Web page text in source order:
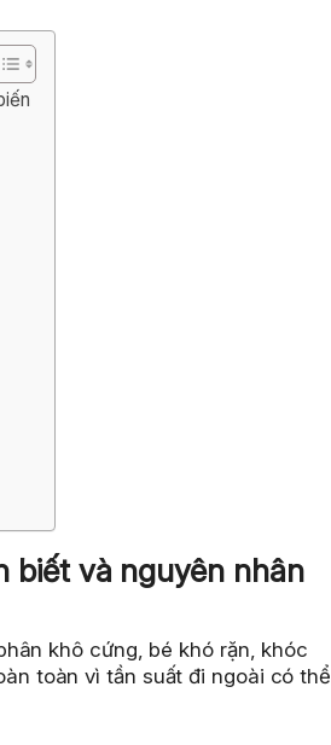
biết và nguyên nhân
khô cứng, bé khó rặn, khóc
toàn vì tần suất đi ngoài có thể